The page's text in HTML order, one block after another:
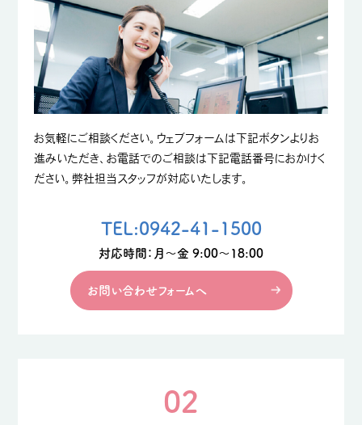
お気軽にご相談ください。ウェブフォームは下記ボタンよりお
進みいただき、お電話でのご相談は下記電話番号におかけく
ださい。弊社担当スタッフが対応いたします。
TEL:0942-41-1500
対応時間：月〜金 9:00〜18:00
お問い合わせフォームへ
02